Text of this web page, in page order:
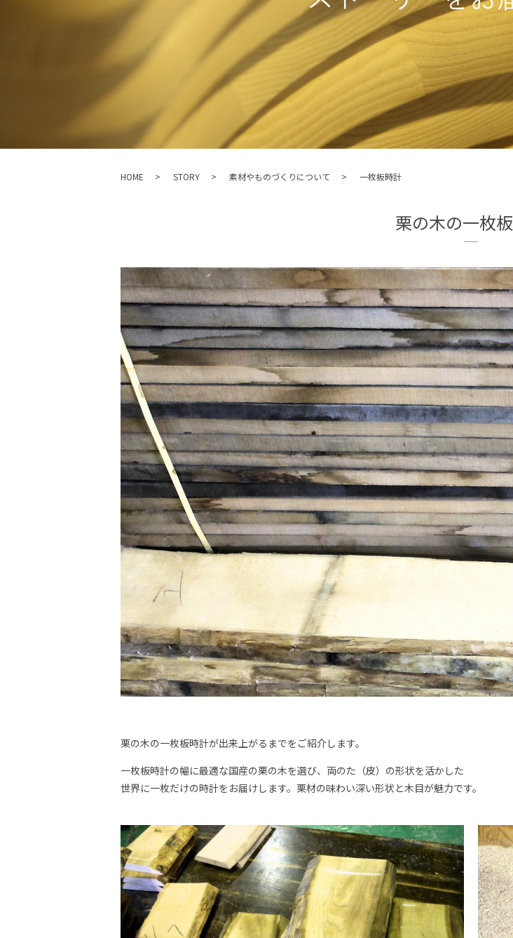
HOME STORY 素材やものづくりについて 一枚板時計
栗の木の一枚
栗の木の一枚板時計が出来上がるまでをご紹介します。
一枚板時計の幅に最適な国産の栗の木を選び、両のた（皮）の形状を活かした
世界に一枚だけの時計をお届けします。栗材の味わい深い形状と木目が魅力です。